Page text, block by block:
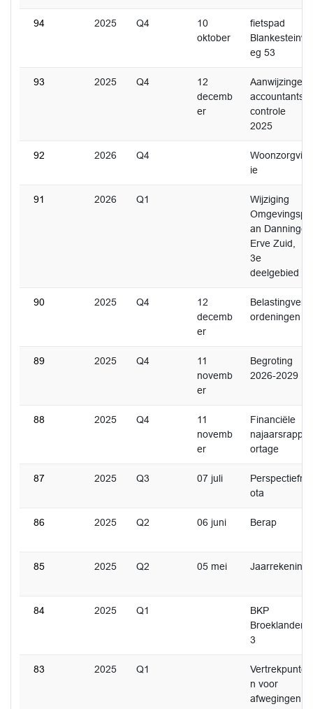
94 2025 Q4
10
oktober
fietspad
Blankesteinw
eg 53
93 2025 Q4
12
decemb
er
Aanwijzingen
accountants
controle
2025
92 2026 Q4
Woonzorgvis
ie
91 2026 Q1
Wijziging
Omgevingspl
an Danninge
Erve Zuid,
3e
deelgebied
90 2025 Q4
12
decemb
er
Belastingver
ordeningen
89 2025 Q4
11
novemb
er
Begroting
2026-2029
88 2025 Q4
11
novemb
er
Financiële
najaarsrapp
ortage
87 2025 Q3 07 juli
Perspectiefn
ota
86 2025 Q2 06 juni Berap
85 2025 Q2 05 mei Jaarrekening
84 2025 Q1
BKP
Broeklanden
3
83 2025 Q1
Vertrekpunte
n voor
afwegingen